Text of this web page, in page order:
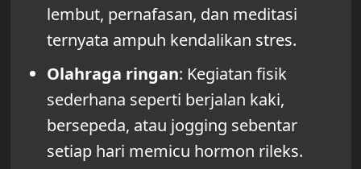
lembut, pernafasan, dan meditasi
ternyata ampuh kendalikan stres.
Olahraga ringan: Kegiatan fisik
sederhana seperti berjalan kaki,
bersepeda, atau jogging sebentar
setiap hari memicu hormon rileks.